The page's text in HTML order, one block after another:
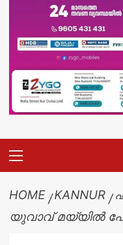
HOME KANNUR
യുവാവ് മയ്യിൽ